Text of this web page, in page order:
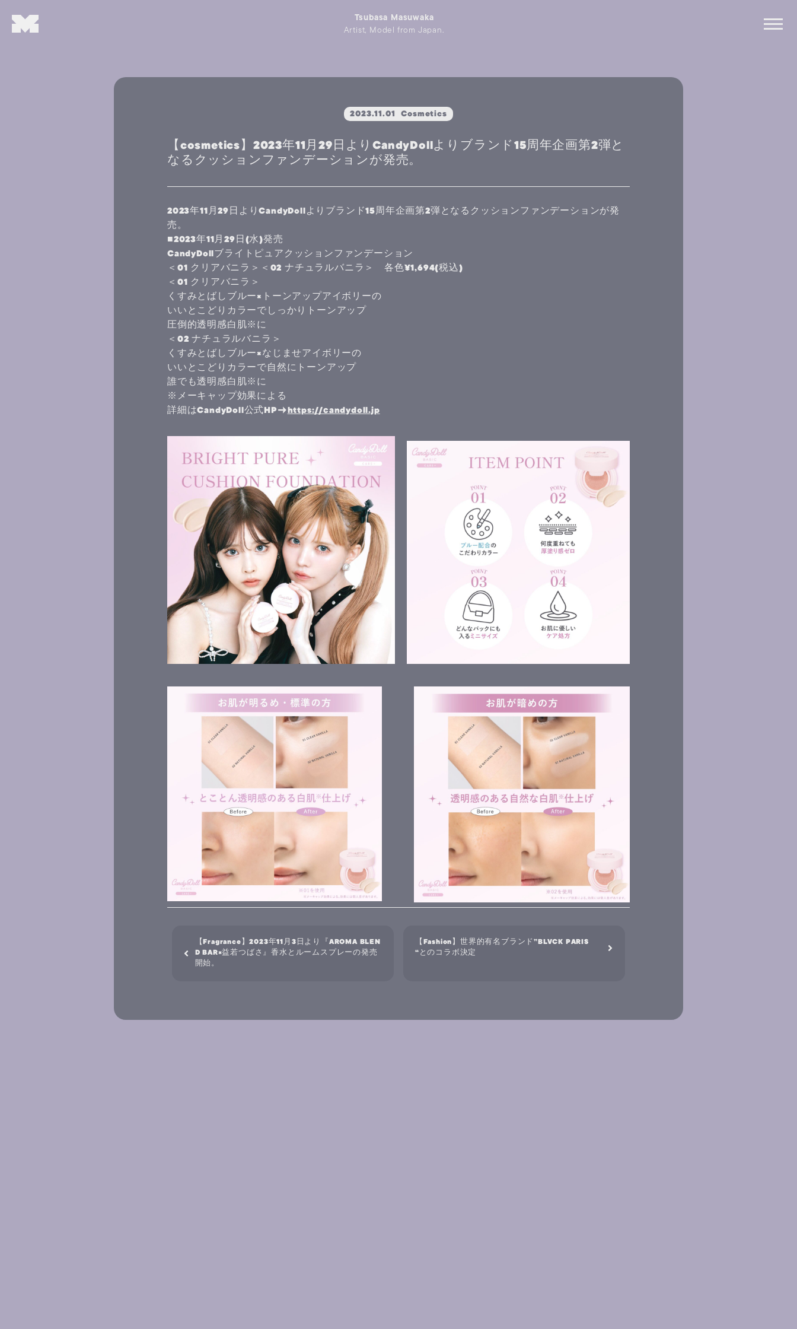
Tsubasa Masuwaka
Artist, Model from Japan.
2023.11.01 Cosmetics
【cosmetics】2023年11月29日よりCandyDollよりブランド15周年企画第2弾と
なるクッションファンデーションが発売。
2023年11月29日よりCandyDollよりブランド15周年企画第2弾となるクッションファンデーションが発
売。
■2023年11月29日(水)発売
CandyDollブライトピュアクッションファンデーション
＜01 クリアバニラ＞＜02 ナチュラルバニラ＞ 各色¥1,694(税込)
＜01 クリアバニラ＞
くすみとばしブルー×トーンアップアイボリーの
いいとこどりカラーでしっかりトーンアップ
圧倒的透明感白肌※に
＜02 ナチュラルバニラ＞
くすみとばしブルー×なじませアイボリーの
いいとこどりカラーで自然にトーンアップ
誰でも透明感白肌※に
※メーキャップ効果による
詳細はCandyDoll公式HP→https://candydoll.jp
【Fragrance】2023年11月3日より『AROMA BLEN
D BAR×益若つばさ』香水とルームスプレーの発売
開始。
【Fashion】世界的有名ブランド”BLVCK PARIS
“とのコラボ決定